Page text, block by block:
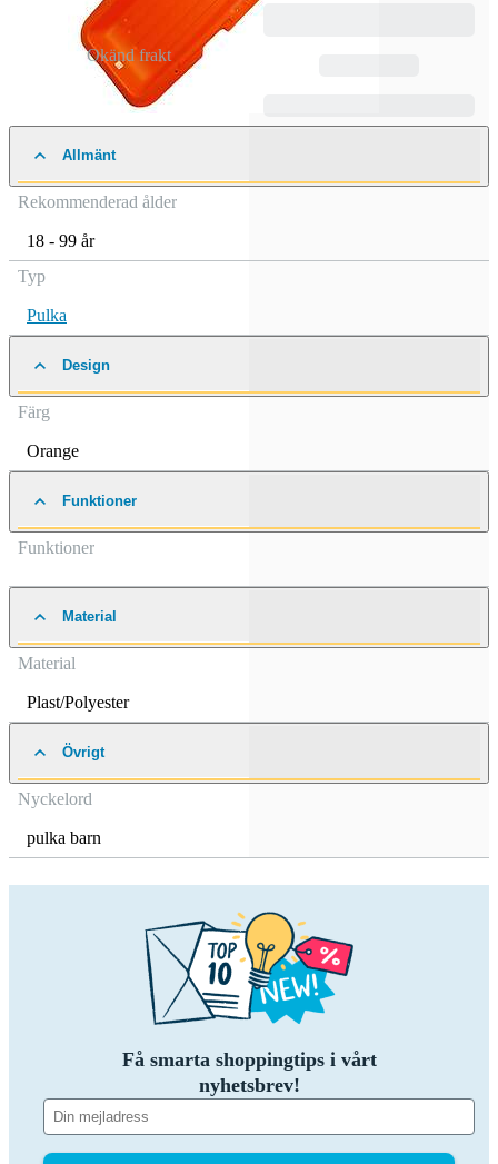
Okänd frakt
Allmänt
Rekommenderad ålder
18 - 99 år
Typ
Pulka
Design
Färg
Orange
Funktioner
Funktioner
Material
Material
Plast/Polyester
Övrigt
Nyckelord
pulka barn
Få smarta shoppingtips i vårt
nyhetsbrev!